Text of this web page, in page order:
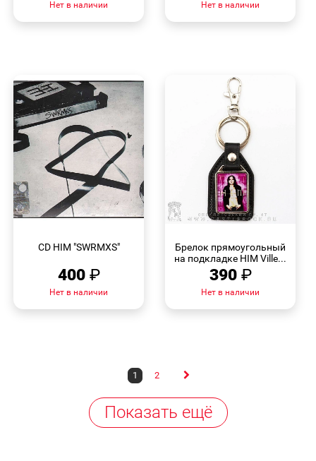
Нет в наличии Нет в наличии
CD HIM "SWRMXS"
400 ₽
Нет в наличии
Брелок прямоугольный
на подкладке HIM Ville...
390 ₽
Нет в наличии
1 2
Показать ещё